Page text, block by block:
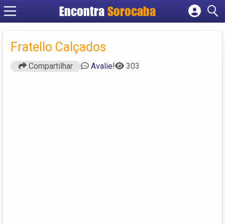
EncontraSorocaba
Cadastrar empresa
Criar conta
Fratello Calçados
Compartilhar Avalie! 303